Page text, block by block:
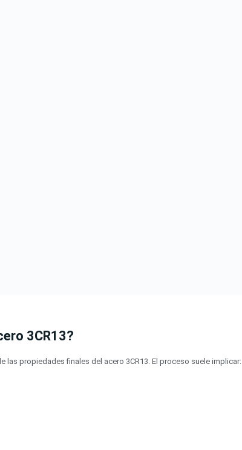
3CR13?
las propiedades finales del acero 3CR13. El proceso suele implicar: